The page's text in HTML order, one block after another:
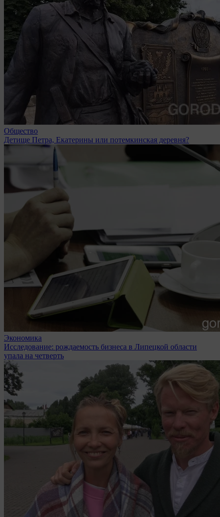
Общество
Детище Петра, Екатерины или потемкинская деревня?
Экономика
Исследование: рождаемость бизнеса в Липецкой области
упала на четверть